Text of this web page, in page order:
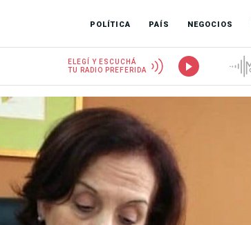
POLÍTICA PAÍS NEGOCIOS
ELEGÍ Y ESCUCHÁ
TU RADIO PREFERIDA